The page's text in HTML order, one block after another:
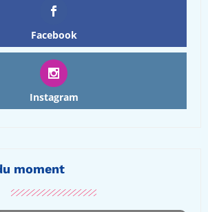
Facebook
Instagram
moment